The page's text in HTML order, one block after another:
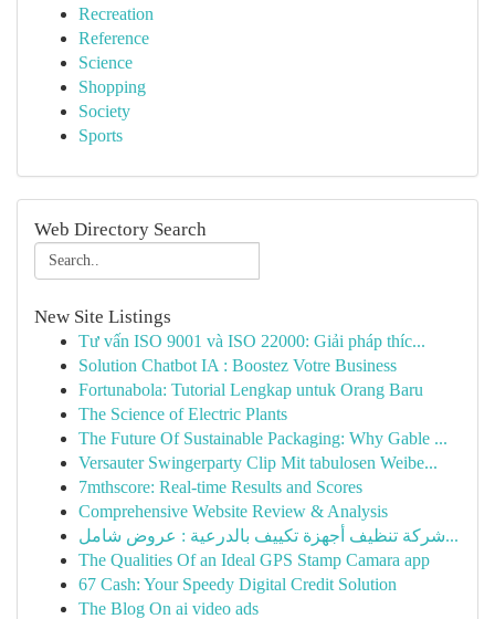
Recreation
Reference
Science
Shopping
Society
Sports
Web Directory Search
New Site Listings
Tư vấn ISO 9001 và ISO 22000: Giải pháp thíc...
Solution Chatbot IA : Boostez Votre Business
Fortunabola: Tutorial Lengkap untuk Orang Baru
The Science of Electric Plants
The Future Of Sustainable Packaging: Why Gable ...
Versauter Swingerparty Clip Mit tabulosen Weibe...
7mthscore: Real-time Results and Scores
Comprehensive Website Review & Analysis
شركة تنظيف أجهزة تكييف بالدرعية : عروض شامل...
The Qualities Of an Ideal GPS Stamp Camara app
67 Cash: Your Speedy Digital Credit Solution
The Blog On ai video ads